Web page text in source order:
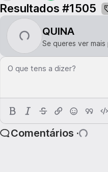
Resultados #1505
QUINA
Se queres ver
O que tens a dizer?
Comentários ·